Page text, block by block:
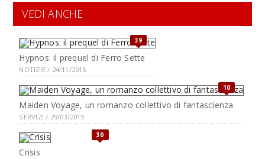
VEDI ANCHE
39
Hypnos: il prequel di Ferro Sette
NOTIZIE / 24/11/2015
10
Maiden Voyage, un romanzo collettivo di fantascienza
SERVIZI / 29/03/2015
30
Crisis